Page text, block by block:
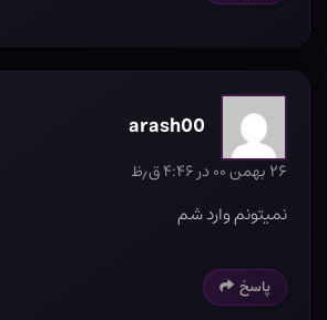
arash00
۲۶ بهمن ۰۰ در ۴:۴۶ ق٫ظ
نمیتونم وارد شم
پاسخ